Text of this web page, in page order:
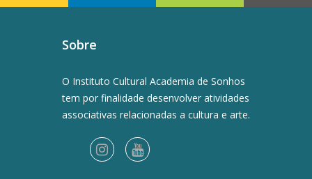
Sobre
O Instituto Cultural Academia de Sonhos
tem por finalidade desenvolver atividades
associativas relacionadas a cultura e arte.